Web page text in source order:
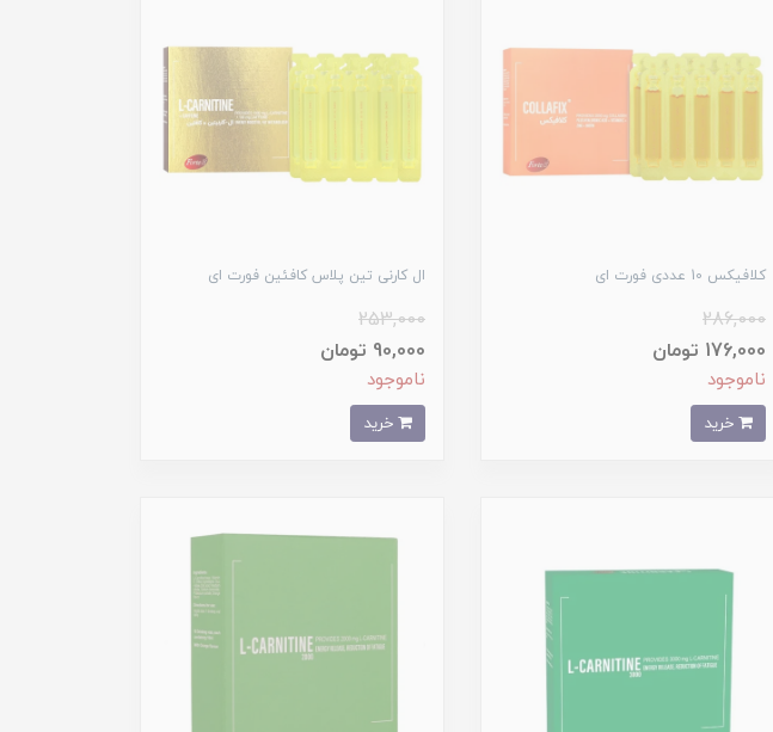
کلافیکس 10 عددی فورت ای
286,000
176,000 تومان
ناموجود
خرید
ال کارنی تین پلاس کافئین فورت ای
253,000
90,000 تومان
ناموجود
خرید